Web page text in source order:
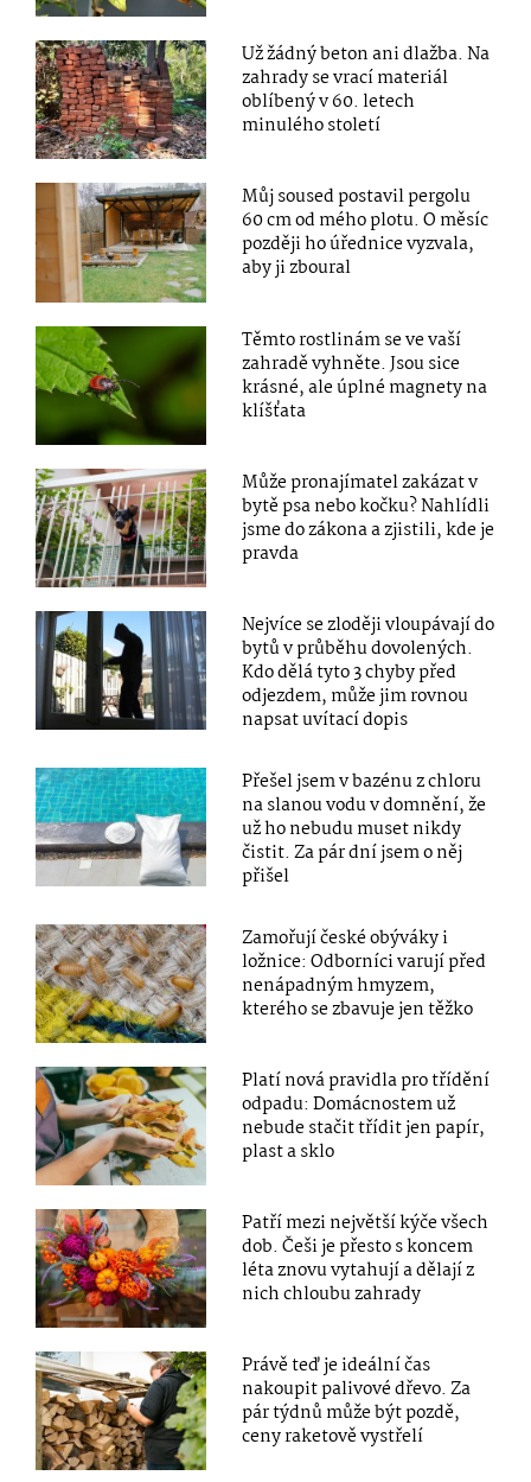
Už žádný beton ani dlažba. Na
zahrady se vrací materiál
oblíbený v 60. letech
minulého století
Můj soused postavil pergolu
60 cm od mého plotu. O měsíc
později ho úřednice vyzvala,
aby ji zboural
Těmto rostlinám se ve vaší
zahradě vyhněte. Jsou sice
krásné, ale úplné magnety na
klíšťata
Může pronajímatel zakázat v
bytě psa nebo kočku? Nahlídli
jsme do zákona a zjistili, kde je
pravda
Nejvíce se zloději vloupávají do
bytů v průběhu dovolených.
Kdo dělá tyto 3 chyby před
odjezdem, může jim rovnou
napsat uvítací dopis
Přešel jsem v bazénu z chloru
na slanou vodu v domnění, že
už ho nebudu muset nikdy
čistit. Za pár dní jsem o něj
přišel
Zamořují české obýváky i
ložnice: Odborníci varují před
nenápadným hmyzem,
kterého se zbavuje jen těžko
Platí nová pravidla pro třídění
odpadu: Domácnostem už
nebude stačit třídit jen papír,
plast a sklo
Patří mezi největší kýče všech
dob. Češi je přesto s koncem
léta znovu vytahují a dělají z
nich chloubu zahrady
Právě teď je ideální čas
nakoupit palivové dřevo. Za
pár týdnů může být pozdě,
ceny raketově vystřelí